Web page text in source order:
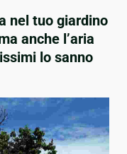
nel tuo giardino
anche l’aria
lo sanno